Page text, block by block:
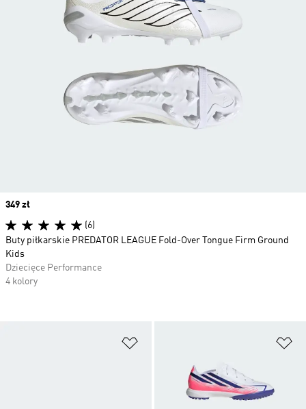
Price
349 zł
(6)
Buty piłkarskie PREDATOR LEAGUE Fold-Over Tongue Firm Ground
Kids
Dziecięce Performance
4 kolory